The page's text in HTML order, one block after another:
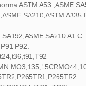
ASTM A53 ,ASME
SA210,ASTM
SA210 A1 C